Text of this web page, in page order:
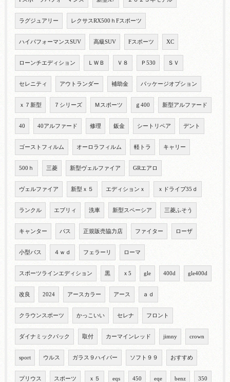
ラグジュアリー レクサスRX500ｈFスポーツ
ハイパフォーマンスSUV 高級SUV Fスポーツ XC
ローンチエディション ＬＷＢ Ｖ８ Ｐ530 ＳＶ
セレニティ アウトランダー 補助金 パッケージオプション
ｘ７新型 ７シリーズ Ｍスポーツ ｇ400 新型アルファード
40 40アルファード 修理 鈑金 シートリペア デント
ゴーストフィルム オーロラフィルム 軽トラ キャリー
500ｈ 三菱 新型ヴェルファイア GRエアロ
ヴェルファイア 新型ｘ５ エディションｘ ｘドライブ35ｄ
ランクル エブリィ 洗車 新型スペーシア 三菱ふそう
キャンター バス 正規販売協力店 ファイター ローザ
小型バス ４ｗｄ フェラーリ ローマ
スポーツラインエディション 黒 ｘ5 gle 400d gle400d
改良 2024 アースカラー アース ａｄ
クラウンスポーツ かっこいい セレナ フロント
ダイナミックパック 取付 カーマインレッド jimny crown
sport ウルス ガラス９ハイパー ソフト９９ おすすめ
プリウス スポーツ ｘ５ eqs 450 eqe benz 350